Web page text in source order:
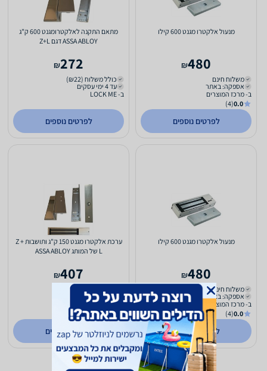
מנעול אלקטרו מגנט 600 קילו
480
₪
משלוח חינם
אספקה: באתר
ב- מרכז המוצרים
0.0
(4)
לפרטים נוספים
מתאם התקנה לאלקטרומגנט 600 ק"ג
ASSA ABLOY דגם Z+L
272
₪
כולל משלוח (₪22)
עד 4 ימי עסקים
ב- LOCK ME
לפרטים נוספים
מנעול אלקטרו מגנט 600 קילו
480
₪
משלוח חינם
אספקה: באתר
ב- מרכז המוצרים
0.0
(4)
לפרטים נוספים
ערכת אלקטרו מגנט 150 ק"ג ותושבות Z +
L של המותג ASSA ABLOY
407
₪
כולל משלוח (₪22)
עד 4 ימי עסקים
ב- LOCK ME
לפרטים נוספים